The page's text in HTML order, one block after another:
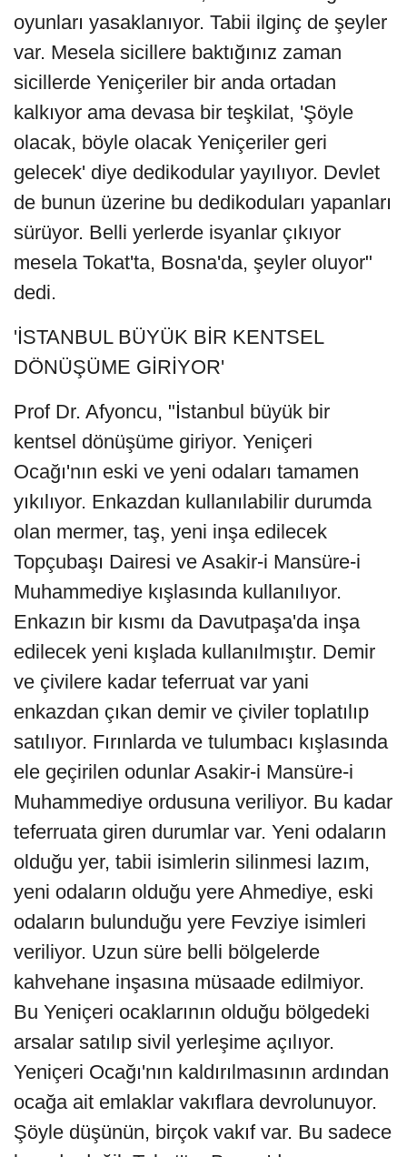
oyunları yasaklanıyor. Tabii ilginç de şeyler
var. Mesela sicillere baktığınız zaman
sicillerde Yeniçeriler bir anda ortadan
kalkıyor ama devasa bir teşkilat, 'Şöyle
olacak, böyle olacak Yeniçeriler geri
gelecek' diye dedikodular yayılıyor. Devlet
de bunun üzerine bu dedikoduları yapanları
sürüyor. Belli yerlerde isyanlar çıkıyor
mesela Tokat'ta, Bosna'da, şeyler oluyor"
dedi.
'İSTANBUL BÜYÜK BİR KENTSEL
DÖNÜŞÜME GİRİYOR'
Prof Dr. Afyoncu, "İstanbul büyük bir
kentsel dönüşüme giriyor. Yeniçeri
Ocağı'nın eski ve yeni odaları tamamen
yıkılıyor. Enkazdan kullanılabilir durumda
olan mermer, taş, yeni inşa edilecek
Topçubaşı Dairesi ve Asakir-i Mansüre-i
Muhammediye kışlasında kullanılıyor.
Enkazın bir kısmı da Davutpaşa'da inşa
edilecek yeni kışlada kullanılmıştır. Demir
ve çivilere kadar teferruat var yani
enkazdan çıkan demir ve çiviler toplatılıp
satılıyor. Fırınlarda ve tulumbacı kışlasında
ele geçirilen odunlar Asakir-i Mansüre-i
Muhammediye ordusuna veriliyor. Bu kadar
teferruata giren durumlar var. Yeni odaların
olduğu yer, tabii isimlerin silinmesi lazım,
yeni odaların olduğu yere Ahmediye, eski
odaların bulunduğu yere Fevziye isimleri
veriliyor. Uzun süre belli bölgelerde
kahvehane inşasına müsaade edilmiyor.
Bu Yeniçeri ocaklarının olduğu bölgedeki
arsalar satılıp sivil yerleşime açılıyor.
Yeniçeri Ocağı'nın kaldırılmasının ardından
ocağa ait emlaklar vakıflara devrolunuyor.
Şöyle düşünün, birçok vakıf var. Bu sadece